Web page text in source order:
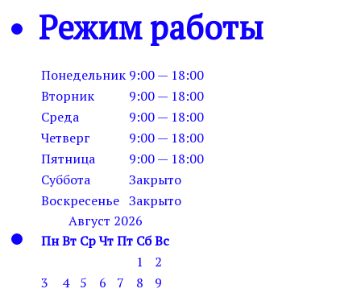
Режим работы
Понедельник 9:00 — 18:00
Вторник
9:00 — 18:00
Среда
9:00 — 18:00
Четверг
9:00 — 18:00
Пятница
9:00 — 18:00
Суббота
Закрыто
Воскресенье Закрыто
Август 2026
ПнВт СрЧтПт СбВс
1
2
3
4 5 6 7 8
9